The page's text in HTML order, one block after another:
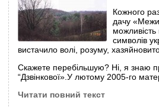
Кожного
дачу
символів
вистачило волі, розуму,
Скажете перебільшую? Ні, я знаю
“Дзвінкової».У лютому 2005-го
Читати повний текст